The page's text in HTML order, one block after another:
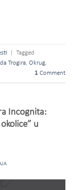
Tagged
Trogira, Okrug,
1 Comment
Incognita:
u